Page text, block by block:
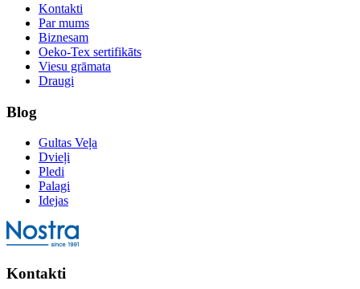
Kontakti
Par mums
Biznesam
Oeko-Tex sertifikāts
Viesu grāmata
Draugi
Blog
Gultas Veļa
Dvieļi
Pledi
Palagi
Idejas
Kontakti